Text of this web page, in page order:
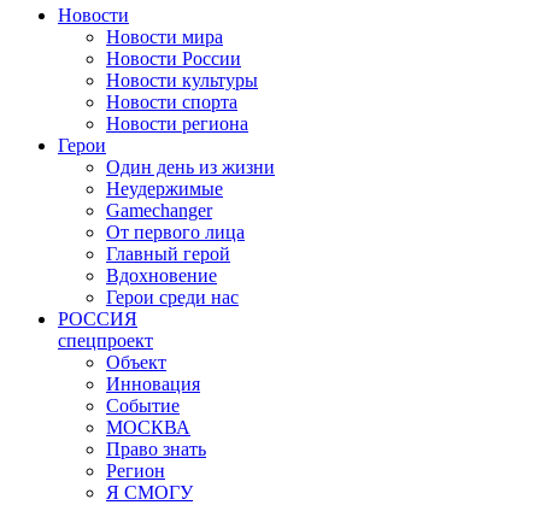
Новости
Новости мира
Новости России
Новости культуры
Новости спорта
Новости региона
Герои
Один день из жизни
Неудержимые
Gamechanger
От первого лица
Главный герой
Вдохновение
Герои среди нас
РОССИЯ
спецпроект
Объект
Инновация
Событие
МОСКВА
Право знать
Регион
Я СМОГУ